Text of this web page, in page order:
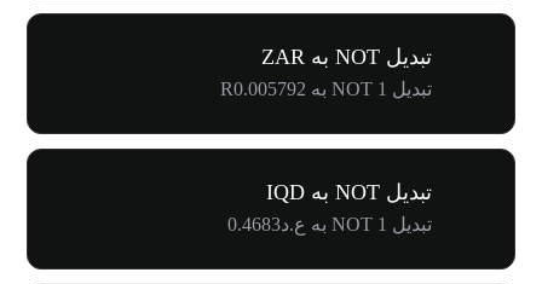
تبدیل NOT به ZAR
تبدیل 1 NOT به R0.005792
تبدیل NOT به IQD
تبدیل 1 NOT به ع.د0.4683